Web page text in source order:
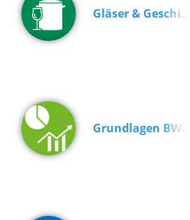
Gläser & Geschi…
Grundlagen BWL